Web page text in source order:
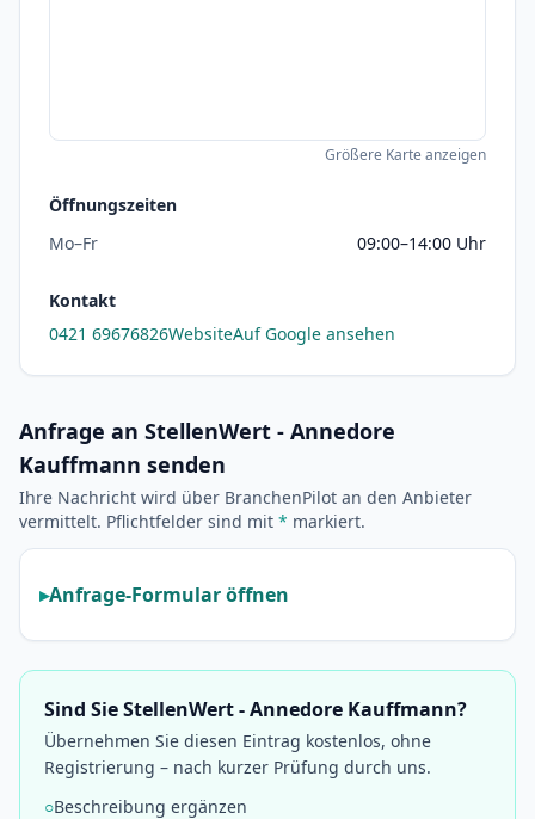
Größere Karte anzeigen
Öffnungszeiten
Mo–Fr
09:00–14:00 Uhr
Kontakt
0421 69676826WebsiteAuf Google ansehen
Anfrage an StellenWert - Annedore
Kauffmann senden
Ihre Nachricht wird über BranchenPilot an den Anbieter
vermittelt. Pflichtfelder sind mit * markiert.
Anfrage-Formular öffnen
Sind Sie StellenWert - Annedore Kauffmann?
Übernehmen Sie diesen Eintrag kostenlos, ohne
Registrierung – nach kurzer Prüfung durch uns.
○Beschreibung ergänzen